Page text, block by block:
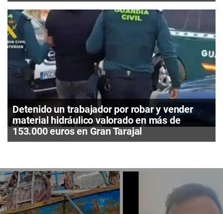
Detenido un trabajador por robar y vender
material hidráulico valorado en más de
153.000 euros en Gran Tarajal